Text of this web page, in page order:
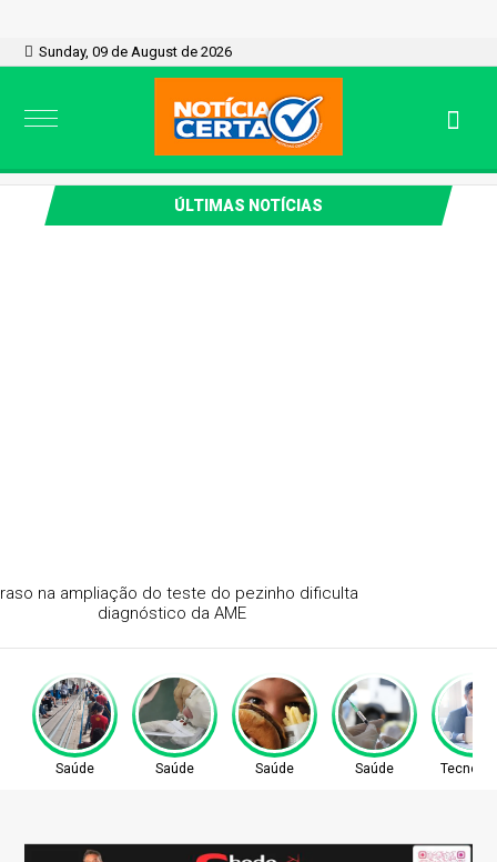
Sunday, 09 de August de 2026
ÚLTIMAS NOTÍCIAS
Atraso na ampliação do teste do pezinho dificulta
diagnóstico da AME
Saúde Saúde Saúde Saúde